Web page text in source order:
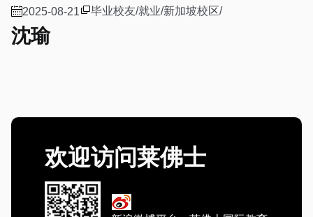
2025-08-21 毕业校友/就业/新加坡校区/
沈瑜
欢迎访问莱佛士